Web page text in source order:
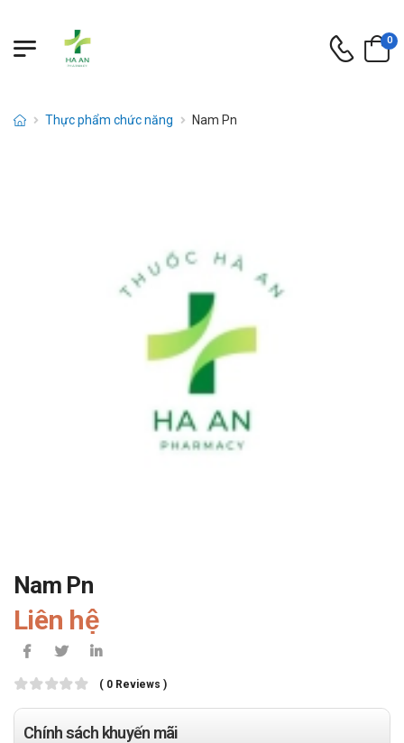
0
Thực phẩm chức năng Nam Pn
Nam Pn
Liên hệ
( 0 Reviews )
Chính sách khuyến mãi